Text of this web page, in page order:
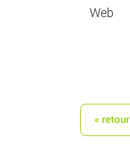
Web
« retour